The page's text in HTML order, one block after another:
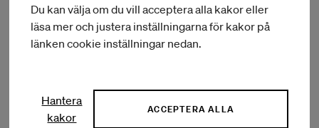
resor inom film
LÄS MER
Du kan välja om du vill acceptera alla kakor eller
läsa mer och justera inställningarna för kakor på
länken cookie inställningar nedan.
Hantera
kakor
ACCEPTERA ALLA